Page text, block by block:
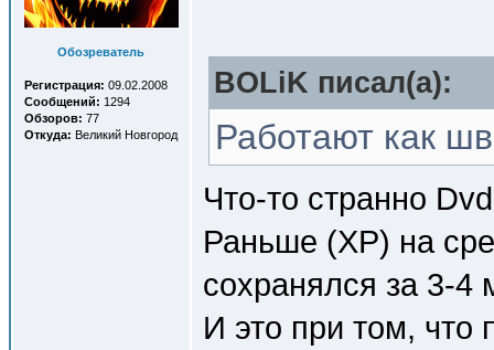
Обозреватель
Регистрация: 09.02.2008
Сообщений: 1294
Обзоров: 77
Откуда: Великий Новгород
BOLiK писал(a):
Работают как
Что-то странно
Раньше (XP) на
сохранялся за 3-
И это при том, что